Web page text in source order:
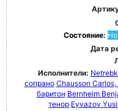
Состояние:
Дата
Исполнители:
сопрано Chausson
баритон Bernheim
тенор Eyvazov